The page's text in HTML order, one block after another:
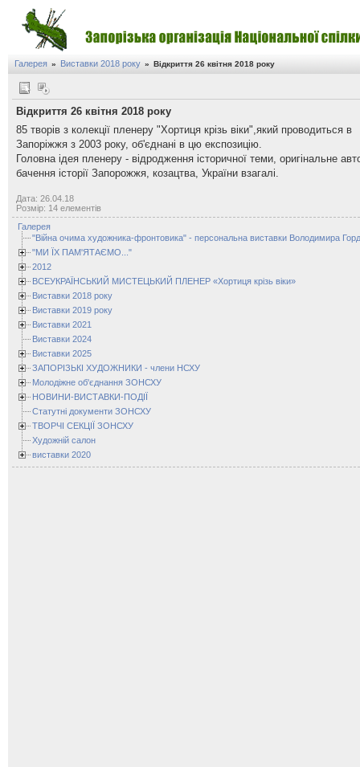
Галерея » Виставки 2018 року » Відкриття 26 квітня 2018 року
Відкриття 26 квітня 2018 року
85 творів з колекції пленеру "Хортиця крізь віки",який проводиться в
Запоріжжя з 2003 року, об'єднані в цю експозицію.
Головна ідея пленеру - відродження історичної теми, оригінальне
бачення історії Запорожжя, козацтва, України взагалі.
Дата: 26.04.18
Розмір: 14 елементів
Галерея
"Війна очима художника-фронтовика" - персональна виставки Володимира
"МИ ЇХ ПАМ'ЯТАЄМО..."
2012
ВСЕУКРАЇНСЬКИЙ МИСТЕЦЬКИЙ ПЛЕНЕР «Хортиця крізь віки»
Виставки 2018 року
Виставки 2019 року
Виставки 2021
Виставки 2024
Виставки 2025
ЗАПОРІЗЬКІ ХУДОЖНИКИ - члени НСХУ
Молодіжне об'єднання ЗОНСХУ
НОВИНИ-ВИСТАВКИ-ПОДІЇ
Статутні документи ЗОНСХУ
ТВОРЧІ СЕКЦІЇ ЗОНСХУ
Художній салон
виставки 2020